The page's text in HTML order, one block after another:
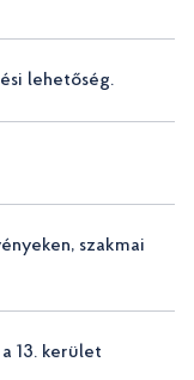
lehetőség.
szakmai
13. kerület